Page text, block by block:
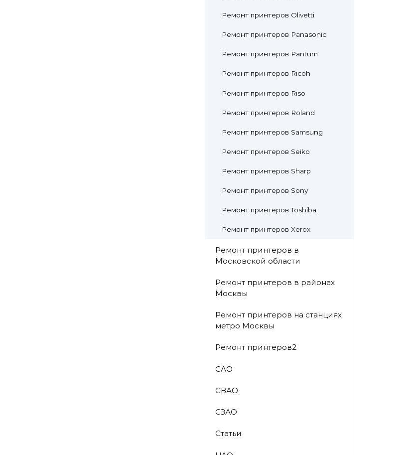
Ремонт принтеров Olivetti
Ремонт принтеров Panasonic
Ремонт принтеров Pantum
Ремонт принтеров Ricoh
Ремонт принтеров Riso
Ремонт принтеров Roland
Ремонт принтеров Samsung
Ремонт принтеров Seiko
Ремонт принтеров Sharp
Ремонт принтеров Sony
Ремонт принтеров Toshiba
Ремонт принтеров Xerox
Ремонт принтеров в
Московской области
Ремонт принтеров в районах
Москвы
Ремонт принтеров на станциях
метро Москвы
Ремонт принтеров2
САО
СВАО
СЗАО
Статьи